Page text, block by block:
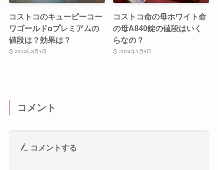
コストコのキューピーコー
ワゴールドαプレミアムの
値段は？効果は？
2024年8月1日
コストコ命の母ホワイト命
の母A840錠の値段はいく
らなの？
2024年1月9日
コメント
コメントする